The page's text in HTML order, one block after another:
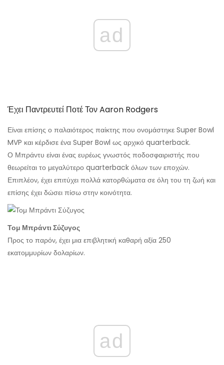
ad
Έχει Παντρευτεί Ποτέ Τον Aaron Rodgers
Είναι επίσης ο παλαιότερος παίκτης που ονομάστηκε Super Bowl
MVP και κέρδισε ένα Super Bowl ως αρχικό quarterback.
Ο Μπράντυ είναι ένας ευρέως γνωστός ποδοσφαιριστής που
θεωρείται το μεγαλύτερο quarterback όλων των εποχών.
Επιπλέον, έχει επιτύχει πολλά κατορθώματα σε όλη του τη ζωή και
επίσης έχει δώσει πίσω στην κοινότητα.
Τομ Μπράντι Σύζυγος
Προς το παρόν, έχει μια επιβλητική καθαρή αξία 250
εκατομμυρίων δολαρίων.
ad